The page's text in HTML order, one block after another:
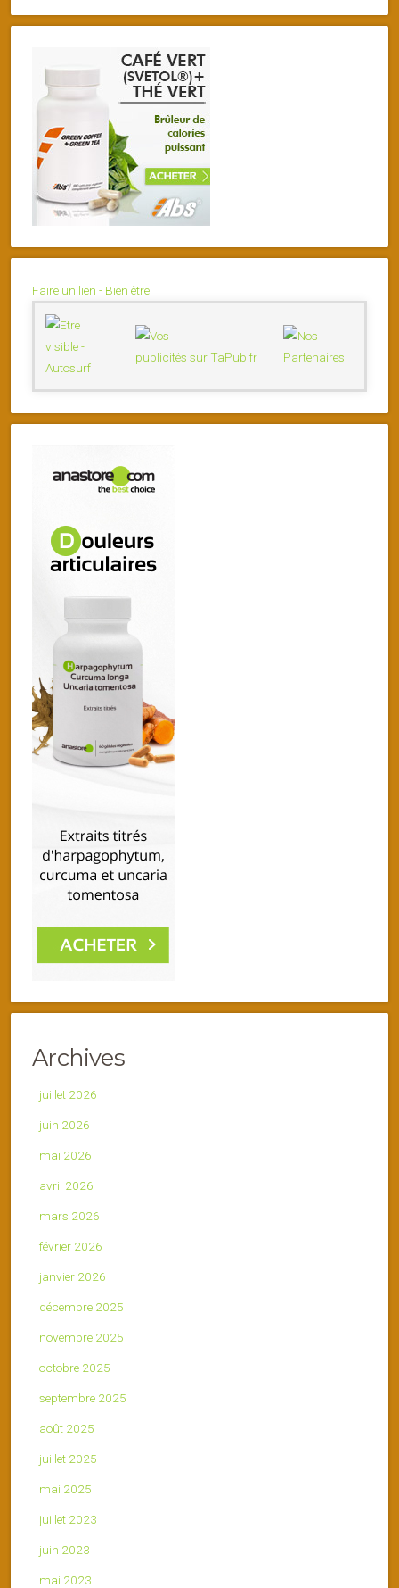
Faire un lien - Bien être
Archives
juillet 2026
juin 2026
mai 2026
avril 2026
mars 2026
février 2026
janvier 2026
décembre 2025
novembre 2025
octobre 2025
septembre 2025
août 2025
juillet 2025
mai 2025
juillet 2023
juin 2023
mai 2023